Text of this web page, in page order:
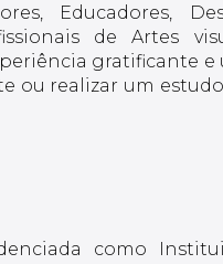
Educadores,
de Artes
gratificante
ou realizar um
como